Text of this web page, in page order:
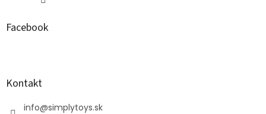
Facebook
Kontakt
info@simplytoys.sk